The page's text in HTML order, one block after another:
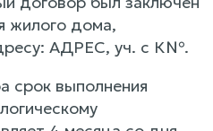
жилого дома,
АДРЕС, уч. с К№.
срок выполнения